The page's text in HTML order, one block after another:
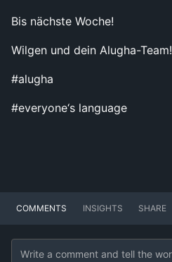
Bis nächste Woche!
Wilgen und dein Alugha-Team!
#alugha
#everyone‘s language
COMMENTS INSIGHTS SHARE